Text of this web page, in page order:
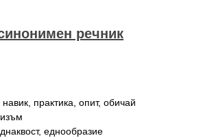
речник
практика, опит, обичай
еднообразие